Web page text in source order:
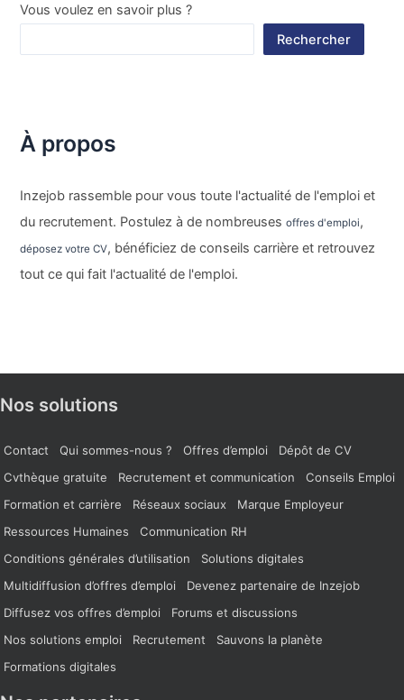
Vous voulez en savoir plus ?
Rechercher
À propos
Inzejob rassemble pour vous toute l'actualité de l'emploi et
du recrutement. Postulez à de nombreusesoffres d'emploi,
déposez votre CV, bénéficiez de conseils carrière et retrouvez
tout ce qui fait l'actualité de l'emploi.
Nos solutions
Contact Qui sommes-nous ? Offres d’emploi
Dépôt de CV
Cvthèque gratuite
Recrutement et communication
Conseils Emploi
Formation et carrière
Réseaux sociaux
Marque Employeur
Ressources Humaines
Communication RH
Conditions générales d’utilisation
Solutions digitales
Multidiffusion d’offres d’emploi
Devenez partenaire de Inzejob
Diffusez vos offres d’emploi
Forums et discussions
Nos solutions emploi
Recrutement
Sauvons la planète
Formations digitales